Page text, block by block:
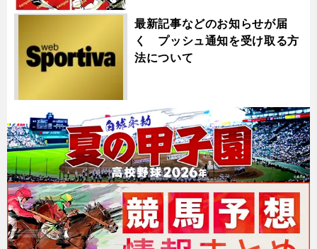
最新記事などのお知らせが届
く プッシュ通知を受け取る方
法について